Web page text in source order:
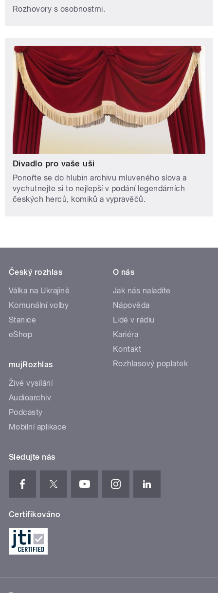
Rozhovory s osobnostmi.
Divadlo pro vaše uši
Ponořte se do hlubin archivu mluveného slova a
vychutnejte si to nejlepší v podání legendárních
českých herců, komiků a vypravěčů.
Český rozhlas
Válka na Ukrajině
Komunální volby
Stanice
eShop
mujRozhlas
Živé vysílání
Audioarchiv
Podcasty
Mobilní aplikace
O nás
Jak nás naladíte
Nápověda
Lidé v rádiu
Kariéra
Kontakt
Rozhlasový poplatek
Sledujte nás
Certifikováno